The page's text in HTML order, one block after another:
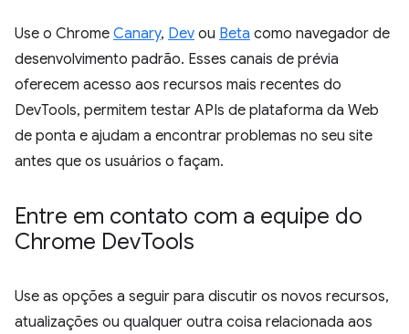
Use o Chrome Canary, Dev ou Beta como navegador de
desenvolvimento padrão. Esses canais de prévia
oferecem acesso aos recursos mais recentes do
DevTools, permitem testar APIs de plataforma da Web
de ponta e ajudam a encontrar problemas no seu site
antes que os usuários o façam.
Entre em contato com a equipe do
Chrome DevTools
Use as opções a seguir para discutir os novos recursos,
atualizações ou qualquer outra coisa relacionada aos